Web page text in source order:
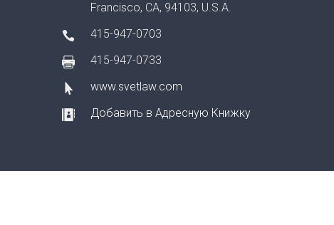
Francisco, CA, 94103, U.S.A.
415-947-0703
415-947-0733
www.svetlaw.com
Добавить в Адресную Книжку